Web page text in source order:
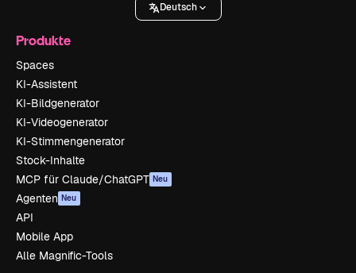
Deutsch
Produkte
Spaces
KI-Assistent
KI-Bildgenerator
KI-Videogenerator
KI-Stimmengenerator
Stock-Inhalte
MCP für Claude/ChatGPT Neu
Agenten Neu
API
Mobile App
Alle Magnific-Tools